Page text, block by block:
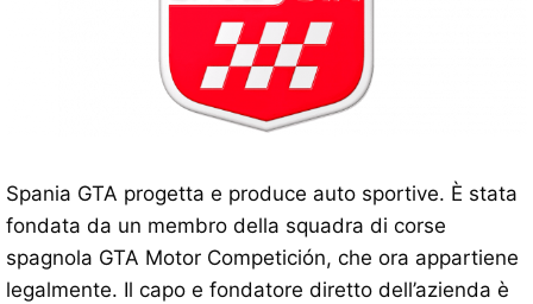
Spania GTA progetta e produce auto sportive. È stata
fondata da un membro della squadra di corse
spagnola GTA Motor Competición, che ora appartiene
legalmente. Il capo e fondatore diretto dell’azienda è